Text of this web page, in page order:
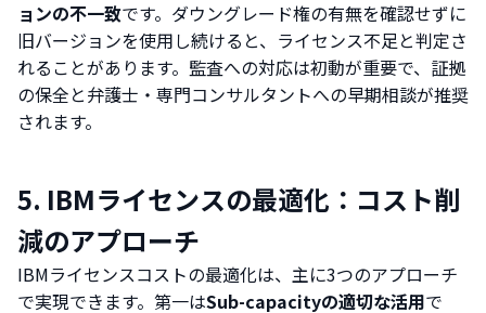
ョンの不一致です。ダウングレード権の有無を確認せずに
旧バージョンを使用し続けると、ライセンス不足と判定さ
れることがあります。監査への対応は初動が重要で、証拠
の保全と弁護士・専門コンサルタントへの早期相談が推奨
されます。
5. IBMライセンスの最適化：コスト削
減のアプローチ
IBMライセンスコストの最適化は、主に3つのアプローチ
で実現できます。第一はSub-capacityの適切な活用で